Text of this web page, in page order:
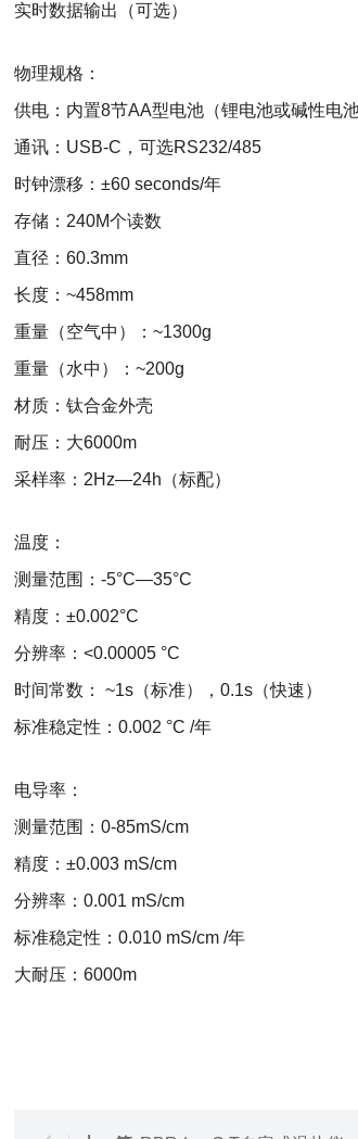
实时数据输出（可选）
物理规格：
供电：内置8节AA型电池（锂电池或碱性电池
通讯：USB-C，可选RS232/485
时钟漂移：±60 seconds/年
存储：240M个读数
直径：60.3mm
长度：~458mm
重量（空气中）：~1300g
重量（水中）：~200g
材质：钛合金外壳
耐压：大6000m
采样率：2Hz—24h（标配）
温度：
测量范围：-5°C—35°C
精度：±0.002°C
分辨率：<0.00005 °C
时间常数： ~1s（标准），0.1s（快速）
标准稳定性：0.002 °C /年
电导率：
测量范围：0-85mS/cm
精度：±0.003 mS/cm
分辨率：0.001 mS/cm
标准稳定性：0.010 mS/cm /年
大耐压：6000m